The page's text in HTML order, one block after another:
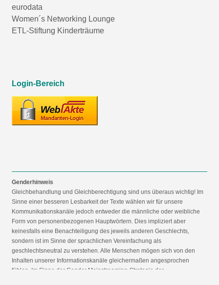
eurodata
Women´s Networking Lounge
ETL-Stiftung Kinderträume
Login-Bereich
Genderhinweis
Gleichbehandlung und Gleichberechtigung sind uns überaus wichtig! Im
Sinne einer besseren Lesbarkeit der Texte wählen wir für unsere
Kommunikationskanäle jedoch entweder die männliche oder weibliche
Form von personenbezogenen Hauptwörtern. Dies impliziert aber
keinesfalls eine Benachteiligung des jeweils anderen Geschlechts,
sondern ist im Sinne der sprachlichen Vereinfachung als
geschlechtsneutral zu verstehen. Alle Menschen mögen sich von den
Inhalten unserer Informationskanäle gleichermaßen angesprochen
fühlen. Im Sinne der Gender Mainstreaming-Strategie der